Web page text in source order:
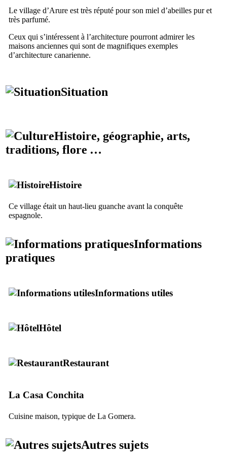
Le village d’Arure est très réputé pour son miel d’abeilles pur et
très parfumé.
Ceux qui s’intéressent à l’architecture pourront admirer les
maisons anciennes qui sont de magnifiques exemples
d’architecture canarienne.
Situation
Histoire, géographie, arts,
traditions, flore …
Histoire
Ce village était un haut-lieu guanche avant la conquête
espagnole.
Informations
pratiques
Informations utiles
Hôtel
Restaurant
La Casa Conchita
Cuisine maison, typique de La Gomera.
Autres sujets